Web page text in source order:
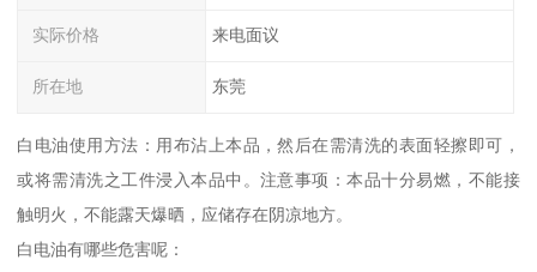
实际价格 来电面议
所在地 东莞
白电油使用方法：用布沾上本品，然后在需清洗的表面轻擦即可，
或将需清洗之工件浸入本品中。注意事项：本品十分易燃，不能接
触明火，不能露天爆晒，应储存在阴凉地方。
白电油有哪些危害呢：